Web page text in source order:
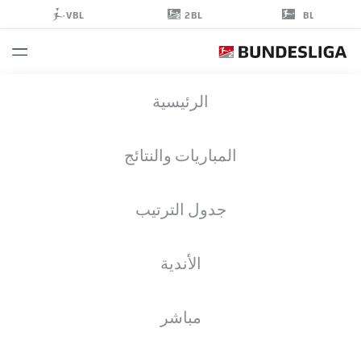
BL
2BL
VBL
الرئيسية
المباريات والنتائج
جدول الترتيب
الأندية
مباشر